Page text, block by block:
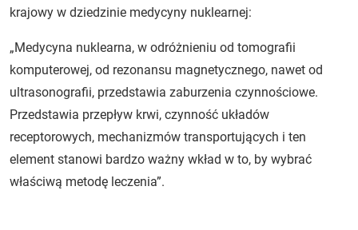
krajowy w dziedzinie medycyny nuklearnej:
„Medycyna nuklearna, w odróżnieniu od tomografii
komputerowej, od rezonansu magnetycznego, nawet od
ultrasonografii, przedstawia zaburzenia czynnościowe.
Przedstawia przepływ krwi, czynność układów
receptorowych, mechanizmów transportujących i ten
element stanowi bardzo ważny wkład w to, by wybrać
właściwą metodę leczenia”.